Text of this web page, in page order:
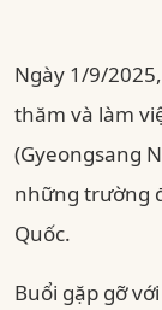
Ngày 1/9/
thăm và làm
(Gyeongsang
những trường
Quốc.
Buổi gặp gỡ